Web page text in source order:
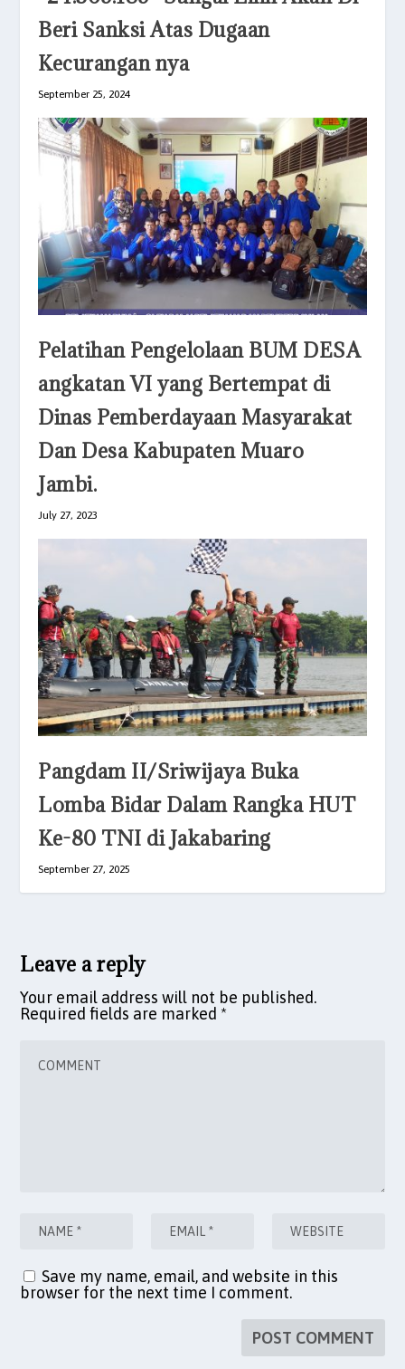
Beri Sanksi Atas Dugaan
Kecurangan nya
September 25, 2024
Pelatihan Pengelolaan BUM DESA
angkatan VI yang Bertempat di
Dinas Pemberdayaan Masyarakat
Dan Desa Kabupaten Muaro
Jambi.
July 27, 2023
Pangdam II/Sriwijaya Buka
Lomba Bidar Dalam Rangka HUT
Ke-80 TNI di Jakabaring
September 27, 2025
Leave a reply
Your email address will not be published.
Required fields are marked *
Save my name, email, and website in this
browser for the next time I comment.